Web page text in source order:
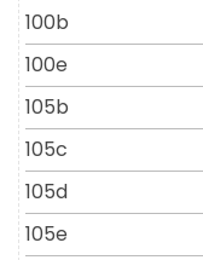
100b
100e
105b
105c
105d
105e